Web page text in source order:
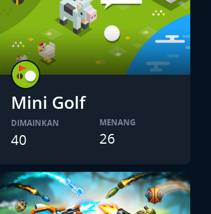
Mini Golf
DIMAINKAN
40
MENANG
26